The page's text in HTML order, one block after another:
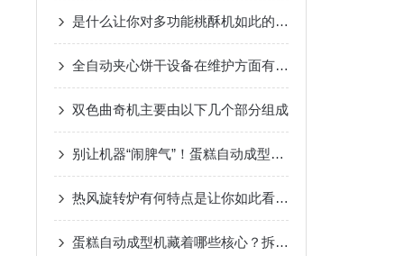
是什么让你对多功能桃酥机如此的看好
全自动夹心饼干设备在维护方面有什么要点呢？
双色曲奇机主要由以下几个部分组成
别让机器“闹脾气”！蛋糕自动成型机的维护要点全拆解
热风旋转炉有何特点是让你如此看好的
蛋糕自动成型机藏着哪些核心？拆解关键组成部分，解锁高效生产密码